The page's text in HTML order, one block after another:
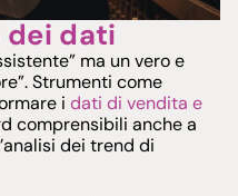
dei dati
ma un vero e
Strumenti come
i dati di vendita e
comprensibili anche a
dei trend di